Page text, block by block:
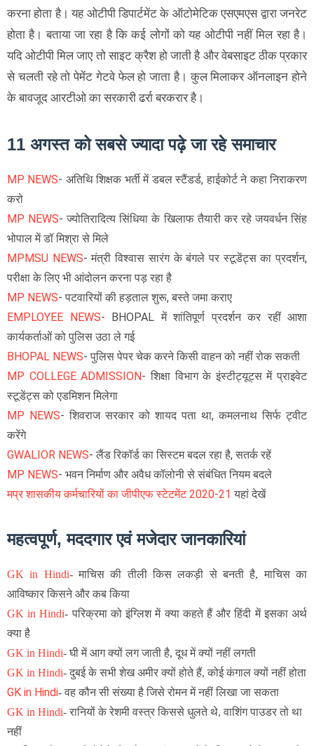
करना होता है। यह ओटीपी डिपार्टमेंट के ऑटोमेटिक एसएमएस द्वारा जनरेट
होता है। बताया जा रहा है कि कई लोगों को यह ओटीपी नहीं मिल रहा है।
यदि ओटीपी मिल जाए तो साइट क्रैश हो जाती है और वेबसाइट ठीक प्रकार
से चलती रहे तो पेमेंट गेटवे फेल हो जाता है। कुल मिलाकर ऑनलाइन होने
के बावजूद आरटीओ का सरकारी ढर्रा बरकरार है।
11 अगस्त को सबसे ज्यादा पढ़े जा रहे समाचार
MP NEWS- अतिथि शिक्षक भर्ती में डबल स्टैंडर्ड, हाईकोर्ट ने कहा निराकरण
करो
MP NEWS- ज्योतिरादित्य सिंधिया के खिलाफ तैयारी कर रहे जयवर्धन सिंह
भोपाल में डॉ मिश्रा से मिले
MPMSU NEWS- मंत्री विश्वास सारंग के बंगले पर स्टूडेंट्स का प्रदर्शन,
परीक्षा के लिए भी आंदोलन करना पड़ रहा है
MP NEWS- पटवारियों की हड़ताल शुरू, बस्ते जमा कराए
EMPLOYEE NEWS- BHOPAL में शांतिपूर्ण प्रदर्शन कर रहीं आशा
कार्यकर्ताओं को पुलिस उठा ले गई
BHOPAL NEWS- पुलिस पेपर चेक करने किसी वाहन को नहीं रोक सकती
MP COLLEGE ADMISSION- शिक्षा विभाग के इंस्टीट्यूट्स में प्राइवेट
स्टूडेंट्स को एडमिशन मिलेगा
MP NEWS- शिवराज सरकार को शायद पता था, कमलनाथ सिर्फ ट्वीट
करेंगे
GWALIOR NEWS- लैंड रिकॉर्ड का सिस्टम बदल रहा है, सतर्क रहें
MP NEWS- भवन निर्माण और अवैध कॉलोनी से संबंधित नियम बदले
मप्र शासकीय कर्मचारियों का जीपीएफ स्टेटमेंट 2020-21 यहां देखें
महत्वपूर्ण, मददगार एवं मजेदार जानकारियां
GK in Hindi-माचिस की तीली किस लकड़ी से बनती है, माचिस का
आविष्कार किसने और कब किया
GK in Hindi- परिक्रमा को इंग्लिश में क्या कहते हैं और हिंदी में इसका अर्थ
क्या है
GK in Hindi- घी में आग क्यों लग जाती है, दूध में क्यों नहीं लगती
GK in Hindi- दुबई के सभी शेख अमीर क्यों होते हैं, कोई कंगाल क्यों नहीं होता
GK in Hindi- वह कौन सी संख्या है जिसे रोमन में नहीं लिखा जा सकता
GK in Hindi- रानियों के रेशमी वस्त्र किससे धुलते थे, वाशिंग पाउडर तो था
नहीं